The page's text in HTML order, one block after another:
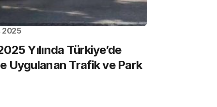
2025
Yılında Türkiye’de
Uygulanan Trafik ve Park